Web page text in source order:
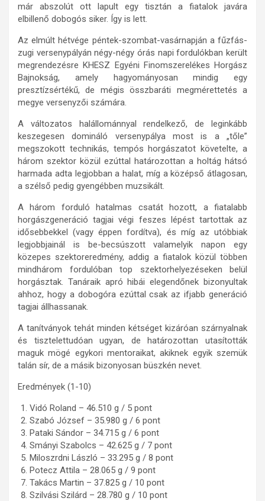
már abszolút ott lapult egy tisztán a fiatalok javára
elbillenő dobogós siker. Így is lett.
Az elmúlt hétvége péntek-szombat-vasárnapján a fűzfás-
zugi versenypályán négy-négy órás napi fordulókban került
megrendezésre KHESZ Egyéni Finomszerelékes Horgász
Bajnokság, amely hagyományosan mindig egy
presztízsértékű, de mégis összbaráti megmérettetés a
megye versenyzői számára.
A változatos halállománnyal rendelkező, de leginkább
keszegesen domináló versenypálya most is a „tőle”
megszokott technikás, tempós horgászatot követelte, a
három szektor közül ezúttal határozottan a holtág hátsó
harmada adta legjobban a halat, míg a középső átlagosan,
a szélső pedig gyengébben muzsikált.
A három forduló hatalmas csatát hozott, a fiatalabb
horgászgeneráció tagjai végi feszes lépést tartottak az
idősebbekkel (vagy éppen fordítva), és míg az utóbbiak
legjobbjainál is be-becsúszott valamelyik napon egy
közepes szektoreredmény, addig a fiatalok közül többen
mindhárom fordulóban top szektorhelyezéseken belül
horgásztak. Tanáraik apró hibái elegendőnek bizonyultak
ahhoz, hogy a dobogóra ezúttal csak az ifjabb generáció
tagjai állhassanak.
A tanítványok tehát minden kétséget kizáróan szárnyalnak
és tisztelettudóan ugyan, de határozottan utasították
maguk mögé egykori mentoraikat, akiknek egyik szemük
talán sír, de a másik bizonyosan büszkén nevet.
Eredmények (1-10)
Vidó Roland – 46.510 g / 5 pont
Szabó József – 35.980 g / 6 pont
Pataki Sándor – 34.715 g / 6 pont
Smányi Szabolcs – 42.625 g / 7 pont
Miloszrdni László – 33.295 g / 8 pont
Potecz Attila – 28.065 g / 9 pont
Takács Martin – 37.825 g / 10 pont
Szilvási Szilárd – 28.780 g / 10 pont